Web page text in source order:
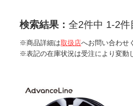
検索結果： 全2件中 1-2件
※商品詳細は取扱店へお問い合わせ
※表記の在庫状況は受注により変動